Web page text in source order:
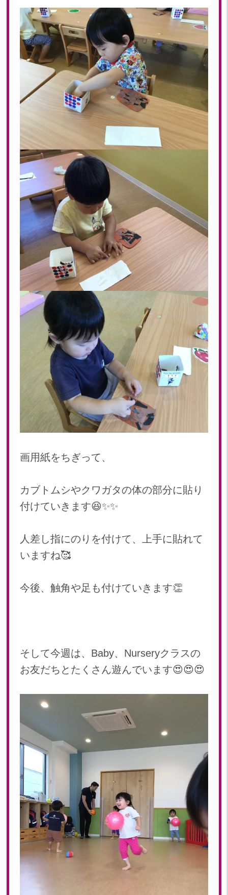
画用紙をちぎって、
カブトムシやクワガタの体の部分に貼り
付けていきます😆✨✨
人差し指にのりを付けて、上手に貼れて
いますね🥰
今後、触角や足も付けていきます👏
そして今週は、Baby、Nurseryクラスの
お友だちとたくさん遊んでいます😍😍😍